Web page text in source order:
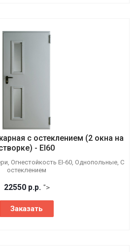
с остеклением (2 окна на
- EI60
Огнестойкость EI-60, Однопольные, С
остеклением
22550 р.р. ">
Заказать